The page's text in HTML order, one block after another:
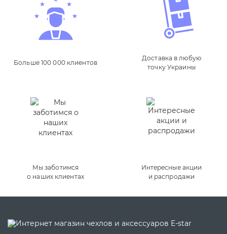
Больше 100 000 клиентов
Доставка в любую
точку Украины
Мы заботимся
о наших клиентах
Интересные акции
и распродажи